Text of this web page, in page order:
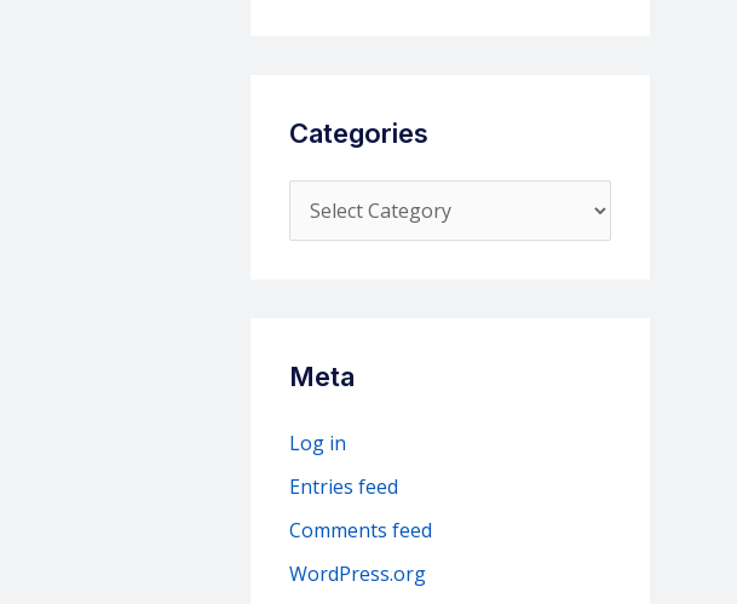
Categories
a
o
r
Meta
Log in
Entries feed
Comments feed
WordPress.org